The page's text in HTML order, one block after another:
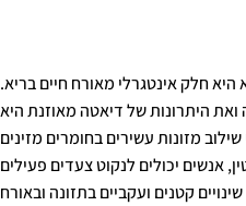
חלק אינטגרלי מאורח חיים בריא.
היתרונות של דיאטה מאוזנת היא
מזונות עשירים בחומרים מזינים
אנשים יכולים לנקוט צעדים פעילים
קטנים ועקביים בתזונה ובאורח